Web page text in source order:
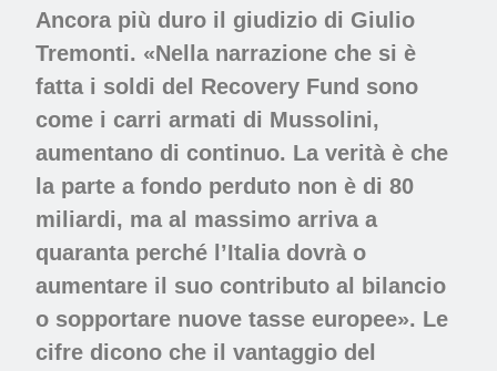
Ancora più duro il giudizio di Giulio
Tremonti. «Nella narrazione che si è
fatta i soldi del Recovery Fund sono
come i carri armati di Mussolini,
aumentano di continuo. La verità è che
la parte a fondo perduto non è di 80
miliardi, ma al massimo arriva a
quaranta perché l’Italia dovrà o
aumentare il suo contributo al bilancio
o sopportare nuove tasse europee». Le
cifre dicono che il vantaggio del